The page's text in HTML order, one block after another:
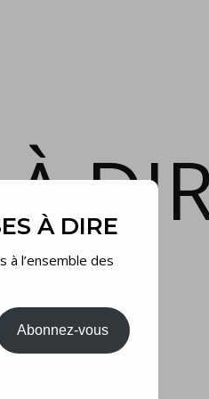
À DIRE
à l’ensemble des
Abonnez-vous